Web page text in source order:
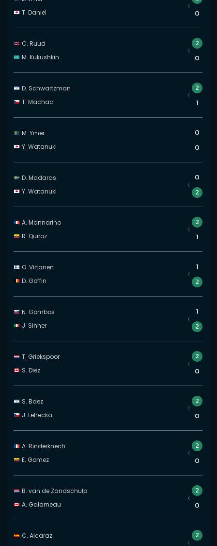
T. Daniel
0
C. Ruud
M. Kukushkin
2
0
D. Schwartzman
T. Machac
2
1
M. Ymer
Y. Watanuki
0
0
D. Madaras
Y. Watanuki
0
2
A. Mannarino
R. Quiroz
2
1
O. Virtanen
D. Goffin
1
2
N. Gombos
J. Sinner
1
2
T. Griekspoor
S. Diez
2
0
S. Baez
J. Lehecka
2
0
A. Rinderknech
E. Gomez
2
0
B. van de Zandschulp
A. Galarneau
2
0
C. Alcaraz
2